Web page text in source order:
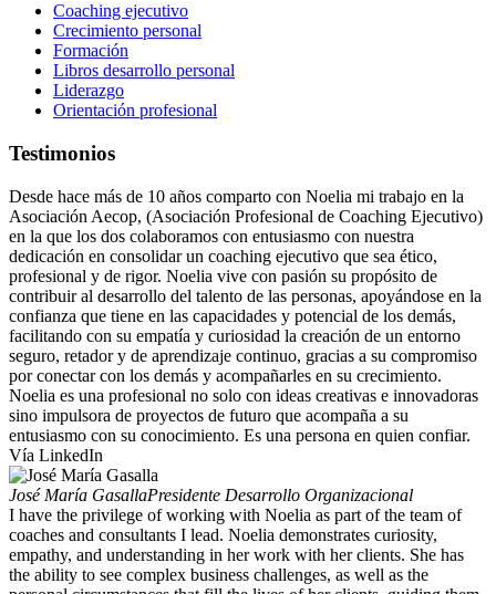
Coaching ejecutivo
Crecimiento personal
Formación
Libros desarrollo personal
Liderazgo
Orientación profesional
Testimonios
Desde hace más de 10 años comparto con Noelia mi trabajo en la
Asociación Aecop, (Asociación Profesional de Coaching Ejecutivo)
en la que los dos colaboramos con entusiasmo con nuestra
dedicación en consolidar un coaching ejecutivo que sea ético,
profesional y de rigor. Noelia vive con pasión su propósito de
contribuir al desarrollo del talento de las personas, apoyándose en la
confianza que tiene en las capacidades y potencial de los demás,
facilitando con su empatía y curiosidad la creación de un entorno
seguro, retador y de aprendizaje continuo, gracias a su compromiso
por conectar con los demás y acompañarles en su crecimiento.
Noelia es una profesional no solo con ideas creativas e innovadoras
sino impulsora de proyectos de futuro que acompaña a su
entusiasmo con su conocimiento. Es una persona en quien confiar.
Vía LinkedIn
José María GasallaPresidente Desarrollo Organizacional
I have the privilege of working with Noelia as part of the team of
coaches and consultants I lead. Noelia demonstrates curiosity,
empathy, and understanding in her work with her clients. She has
the ability to see complex business challenges, as well as the